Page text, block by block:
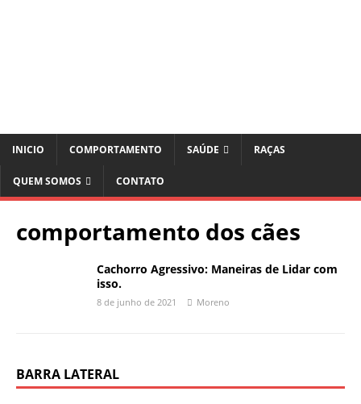
INICIO COMPORTAMENTO SAÚDE RAÇAS
QUEM SOMOS CONTATO
comportamento dos cães
Cachorro Agressivo: Maneiras de Lidar com
isso.
8 de junho de 2021 Moreno
BARRA LATERAL